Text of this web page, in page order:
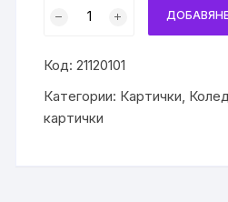
картичка
с
камбани
Код:21120101
Категории: Картички,
картички